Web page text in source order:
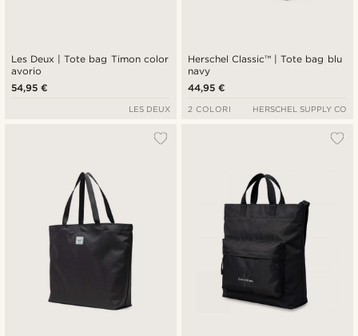
Les Deux | Tote bag Timon color
avorio
54,95 €
LES DEUX
Herschel Classic™ | Tote bag blu
navy
44,95 €
2 COLORI HERSCHEL SUPPLY CO